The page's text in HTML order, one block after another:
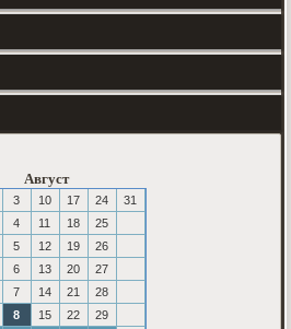
Август
3 10 17 24
31
4 11 18
25
5 12 19
26
6 13 20
27
7 14 21
28
8 15 22
29